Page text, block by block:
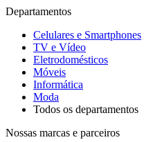
Departamentos
Celulares e Smartphones
TV e Vídeo
Eletrodomésticos
Móveis
Informática
Moda
Todos os departamentos
Nossas marcas e parceiros